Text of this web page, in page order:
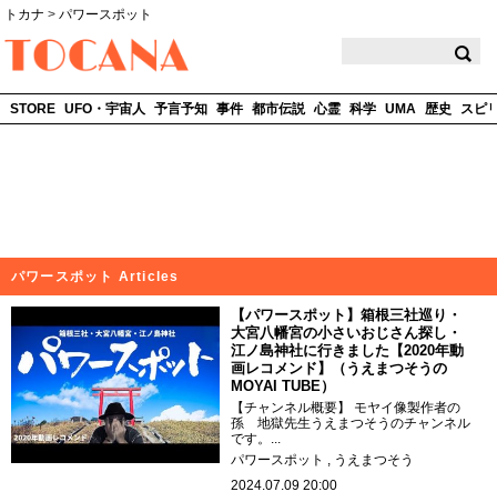
トカナ > パワースポット
STORE UFO・宇宙人 予言予知 事件 都市伝説 心霊 科学 UMA 歴史 スピ
パワースポット Articles
【パワースポット】箱根三社巡り・
大宮八幡宮の小さいおじさん探し・
江ノ島神社に行きました【2020年動
画レコメンド】（うえまつそうの
MOYAI TUBE）
【チャンネル概要】 モヤイ像製作者の
孫 地獄先生うえまつそうのチャンネル
です。...
パワースポット
うえまつそう
2024.07.09 20:00